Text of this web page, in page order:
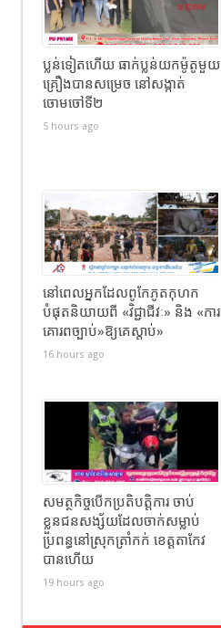
ប្លន់ទៀតហើយ ធាក់ប្លន់យកម៉ូតូមួយ
គ្រឿងបានសម្រេច នៅសង្កាត់
ចោមចៅទី២
5 hours ago
នៅពេលអ្នកដែលពូកែភូតកុហក
បំផុតនិយាយពី «វិជ្ជាជីវៈ» និង «ការ
គោរពច្បាប់»ឱ្យគេស្តាប់»
16 hours ago
សមត្ថកិច្ចបើកប្រតិបត្តិការ ចាប់
ខ្លួនជនសង្ស័យដែលចាក់សម្លាប់
ប្រពន្ធនៅស្រុកត្រាំកក់ ខេត្តតាកែវ
បានហេីយ
19 hours ago